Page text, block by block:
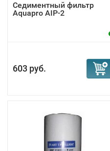
Седиментный фильтр
Aquapro AIP-2
603 руб.